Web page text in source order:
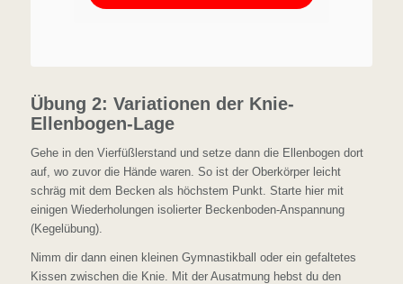
Übung 2: Variationen der Knie-
Ellenbogen-Lage
Gehe in den Vierfüßlerstand und setze dann die Ellenbogen dort
auf, wo zuvor die Hände waren. So ist der Oberkörper leicht
schräg mit dem Becken als höchstem Punkt. Starte hier mit
einigen Wiederholungen isolierter Beckenboden-Anspannung
(Kegelübung).
Nimm dir dann einen kleinen Gymnastikball oder ein gefaltetes
Kissen zwischen die Knie. Mit der Ausatmung hebst du den